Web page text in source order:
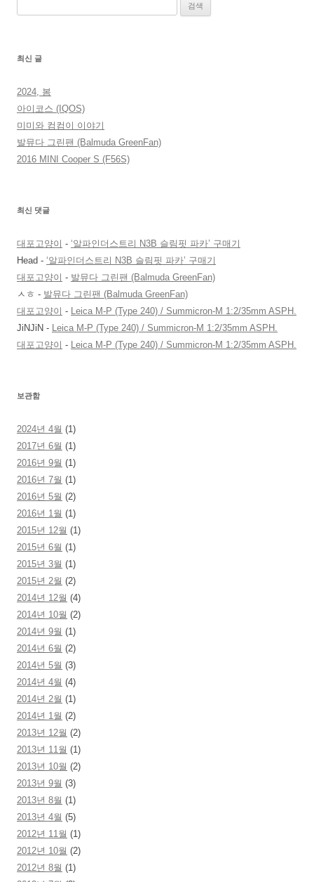
최신 글
2024, 봄
아이코스 (IQOS)
미미와 컴컴이 이야기
발뮤다 그린팬 (Balmuda GreenFan)
2016 MINI Cooper S (F56S)
최신 댓글
대포고양이 - ‘알파인더스트리 N3B 슬림핏 파카’ 구매기
Head - ‘알파인더스트리 N3B 슬림핏 파카’ 구매기
대포고양이 - 발뮤다 그린팬 (Balmuda GreenFan)
ㅅㅎ - 발뮤다 그린팬 (Balmuda GreenFan)
대포고양이 -
Leica M-P (Type 240) / Summicron-M 1:2/35mm ASPH.
JiNJiN -
Leica M-P (Type 240) / Summicron-M 1:2/35mm ASPH.
대포고양이 - Leica M-P (Type 240) / Summicron-M 1:2/35mm ASPH.
보관함
2024년 4월 (1)
2017년 6월 (1)
2016년 9월 (1)
2016년 7월 (1)
2016년 5월 (2)
2016년 1월 (1)
2015년 12월 (1)
2015년 6월 (1)
2015년 3월 (1)
2015년 2월 (2)
2014년 12월 (4)
2014년 10월 (2)
2014년 9월 (1)
2014년 6월 (2)
2014년 5월 (3)
2014년 4월 (4)
2014년 2월 (1)
2014년 1월 (2)
2013년 12월 (2)
2013년 11월 (1)
2013년 10월 (2)
2013년 9월 (3)
2013년 8월 (1)
2013년 4월 (5)
2012년 11월 (1)
2012년 10월 (2)
2012년 8월 (1)